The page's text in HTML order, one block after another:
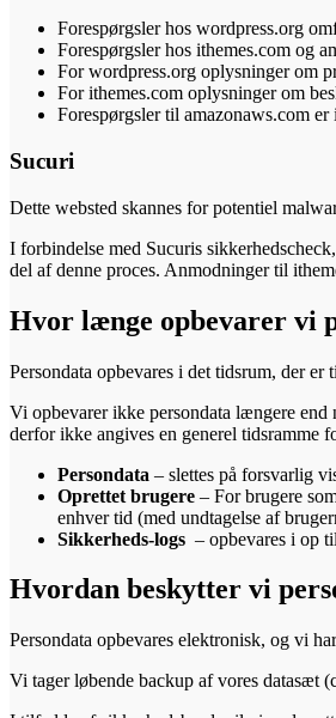
Forespørgsler hos wordpress.org
Forespørgsler hos ithemes.com og
For wordpress.org oplysninger om
For ithemes.com oplysninger om
Forespørgsler til amazonaws.com
Sucuri
Dette websted skannes for potentiel
I forbindelse med Sucuris
del af denne proces. Anmodninger til
Hvor længe opbevarer vi
Persondata opbevares i det tidsrum, der
Vi opbevarer ikke persondata længere
derfor ikke angives en generel tidsramme
Persondata – slettes på forsvarlig
Oprettet brugere – For brugere
enhver tid (med undtagelse af
Sikkerheds-logs – opbevares i op
Hvordan beskytter vi
Persondata opbevares elektronisk, og vi
Vi tager løbende backup af vores datasæt